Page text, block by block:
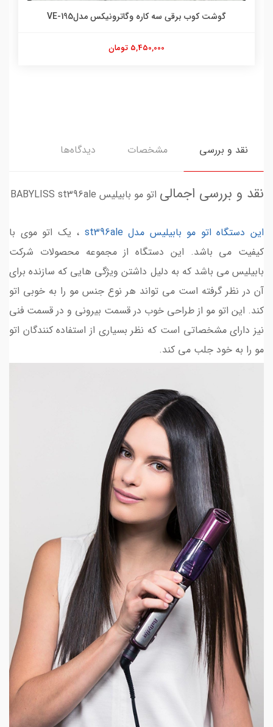
گوشت کوب برقی سه کاره وگاترونیکس مدلVE-195
5,450,000 تومان
نقد و بررسی مشخصات دیدگاه‌ها
نقد و بررسی اجمالی اتو مو بابیلیس BABYLISS st396ale
این دستگاه اتو مو بابیلیس مدل st396ale
، یک اتو موی با
کیفیت می باشد. این دستگاه از مجموعه محصولات شرکت
بابیلیس می باشد که به دلیل داشتن ویژگی هایی که سازنده برای
آن در نظر گرفته است می تواند هر نوع جنس مو را به خوبی اتو
کند. این اتو مو از طراحی خوب در قسمت بیرونی و در قسمت فنی
نیز دارای مشخصاتی است که نظر بسیاری از استفاده کنندگان اتو
مو را به خود جلب می کند.